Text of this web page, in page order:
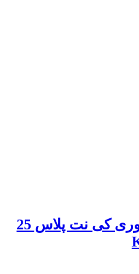
کابل 2.0 HDMI فیبر نوری کی نت پلاس 25